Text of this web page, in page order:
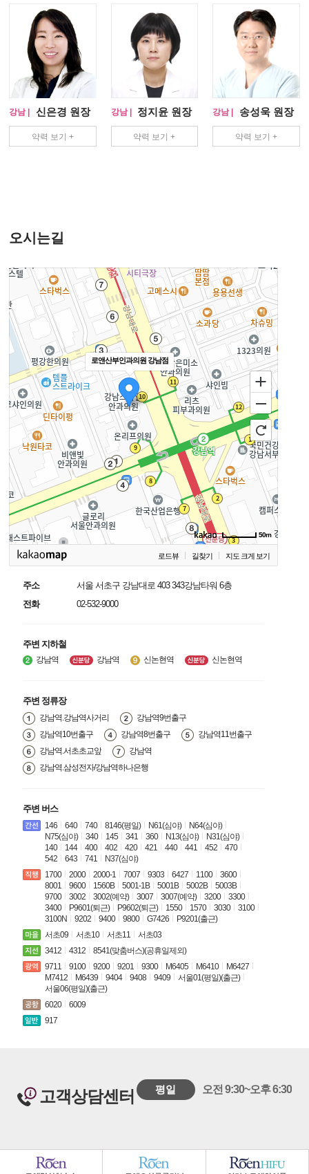
강남 | 신은경 원장
약력 보기 +
강남 | 정지윤 원장
약력 보기 +
강남 | 송성욱 원장
약력 보기 +
오시는길
로앤산부인과의원 강남점
50m
로드뷰 길찾기 지도 크게 보기
주소
서울 서초구 강남대로 403 343강남타워 6층
전화
02-532-9000
주변 지하철
강남역 강남역 신논현역 신논현역
주변 정류장
강남역.강남역사거리
강남역9번출구
강남역10번출구
강남역8번출구
강남역11번출구
강남역.서초초교앞
강남역
강남역.삼성전자/강남역하나은행
주변 버스
146 640 740 8146(평일) N61(심야)
N64(심야)
N75(심야)
340 145 341 360 N13(심야)
N31(심야)
140
144 400 402 420 421 440 441 452
470
542
643 741
N37(심야)
1700
2000 2000-1 7007 9303 6427 1100
3600
8001
9600 1560B 5001-1B 5001B 5002B
5003B
9700
3002 3002(예약) 3007 3007(예약) 3200
3300
3400
P9601(퇴근) P9602(퇴근) 1550 1570 3030
3100
3100N
9202 9400 9800 G7426
P9201(출근)
서초09
서초10 서초11
서초03
3412
4312
8541(맞춤버스)(공휴일제외)
9711
9100 9200 9201 9300 M6405 M6410
M6427
M7412
M6439 9404 9408 9409
서울01(평일)(출근)
서울06(평일)(출근)
6020
6009
917
고객상담센터 평일 오전 9:30~오후 6:30